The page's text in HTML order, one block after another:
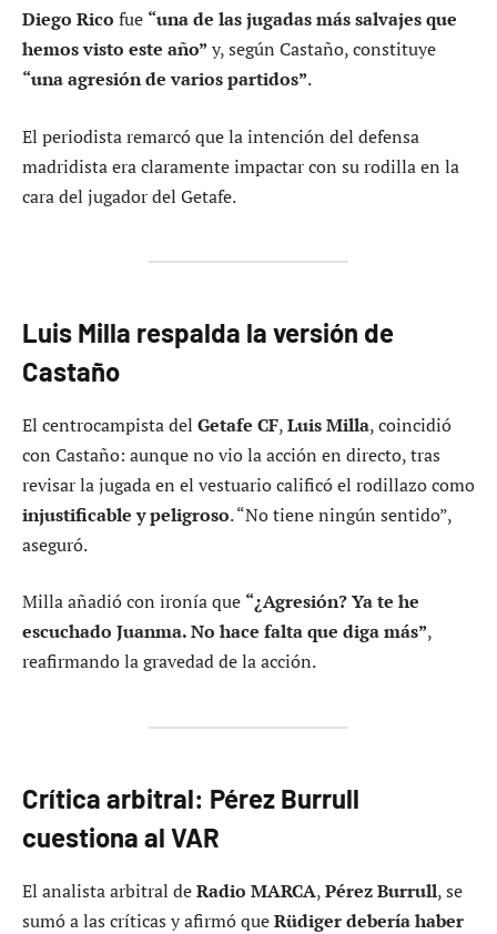
Diego Rico fue “una de las jugadas más salvajes que
hemos visto este año” y, según Castaño, constituye
“una agresión de varios partidos”.
El periodista remarcó que la intención del defensa
madridista era claramente impactar con su rodilla en la
cara del jugador del Getafe.
Luis Milla respalda la versión de
Castaño
El centrocampista del Getafe CF,Luis Milla, coincidió
con Castaño: aunque no vio la acción en directo, tras
revisar la jugada en el vestuario calificó el rodillazo como
injustificable y peligroso. “No tiene ningún sentido”,
aseguró.
Milla añadió con ironía que “¿Agresión? Ya te he
escuchado Juanma. No hace falta que diga más”,
reafirmando la gravedad de la acción.
Crítica arbitral: Pérez Burrull
cuestiona al VAR
El analista arbitral deRadio MARCA,Pérez Burrull, se
sumó a las críticas y afirmó queRüdiger debería haber